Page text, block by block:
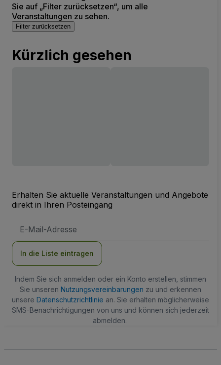
Sie auf „Filter zurücksetzen“, um alle
Veranstaltungen zu sehen.
Filter zurücksetzen
Kürzlich gesehen
Erhalten Sie aktuelle Veranstaltungen und Angebote
direkt in Ihren Posteingang
Mail-
In die Liste eintragen
Indem Sie sich anmelden oder ein Konto erstellen, stimmen
Sie unseren Nutzungsvereinbarungen zu und erkennen
unsere Datenschutzrichtlinie an. Sie erhalten möglicherweise
SMS-Benachrichtigungen von uns und können sich jederzeit
abmelden.